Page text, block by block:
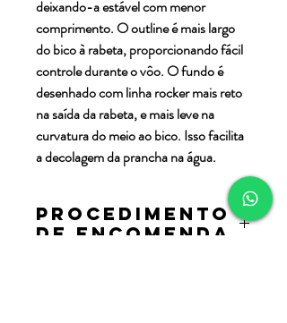
deixando-a estável com menor
comprimento. O outline é mais largo
do bico à rabeta, proporcionando fácil
controle durante o vôo. O fundo é
desenhado com linha rocker mais reto
na saída da rabeta, e mais leve na
curvatura do meio ao bico. Isso facilita
a decolagem da prancha na água.
Procedimento
de encomenda